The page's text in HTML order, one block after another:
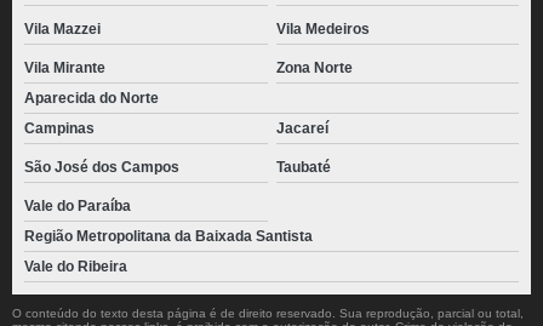
Vila Mazzei Vila Medeiros
Vila Mirante
Zona Norte
Aparecida do Norte
Campinas
Jacareí
São José dos Campos Taubaté
Vale do Paraíba
Região Metropolitana da Baixada Santista
Vale do Ribeira
O conteúdo do texto desta página é de direito reservado. Sua reprodução, parcial ou total,